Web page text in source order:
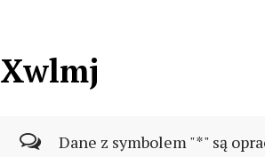
Xwlmj
Dane z symbolem "*" są